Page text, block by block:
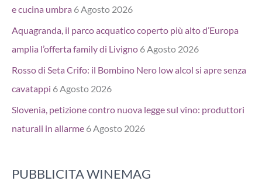
e cucina umbra 6 Agosto 2026
Aquagranda, il parco acquatico coperto più alto d’Europa
amplia l’offerta family di Livigno 6 Agosto 2026
Rosso di Seta Crifo: il Bombino Nero low alcol si apre senza
cavatappi 6 Agosto 2026
Slovenia, petizione contro nuova legge sul vino: produttori
naturali in allarme 6 Agosto 2026
PUBBLICITA WINEMAG